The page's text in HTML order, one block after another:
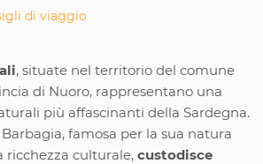
di viaggio
, situate nel territorio del comune
di Nuoro, rappresentano una
più affascinanti della Sardegna.
famosa per la sua natura
ricchezza culturale, custodisce